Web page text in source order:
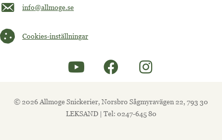
Maila oss på info@allmoge.se
info@allmoge.se
Cookies-inställningar
Cookies-inställningar
© 2026 Allmoge Snickerier, Norsbro Sågmyravägen 22, 793 30
LEKSAND | Tel: 0247-645 80